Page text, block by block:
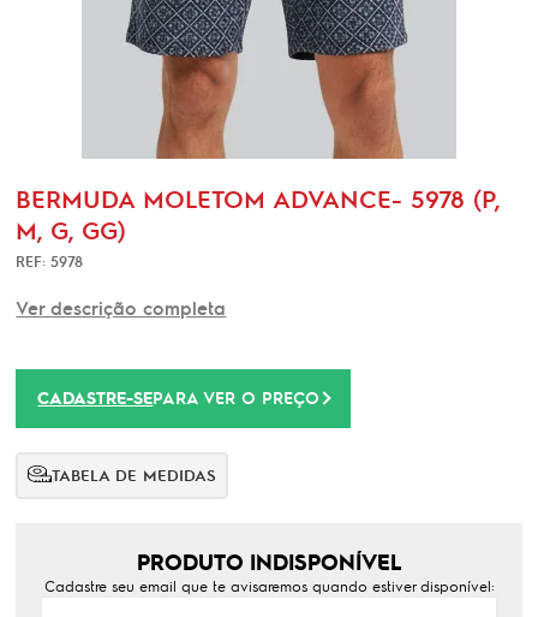
BERMUDA MOLETOM ADVANCE- 5978 (P,
M, G, GG)
REF: 5978
Ver descrição completa
CADASTRE-SEPARA VER O PREÇO
TABELA DE MEDIDAS
PRODUTO INDISPONÍVEL
Cadastre seu email que te avisaremos quando estiver disponível: